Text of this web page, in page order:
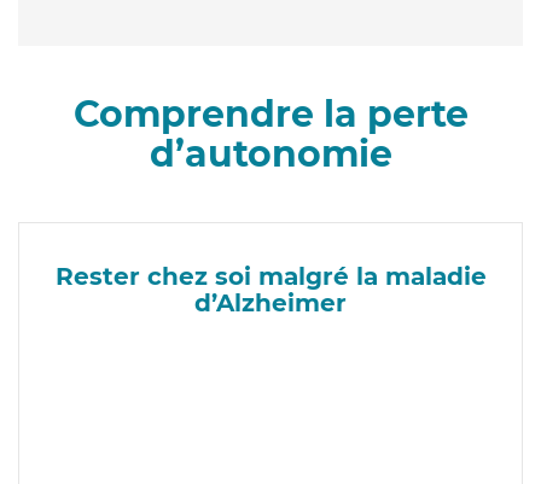
Comprendre la perte
d’autonomie
Rester chez soi malgré la maladie
d’Alzheimer